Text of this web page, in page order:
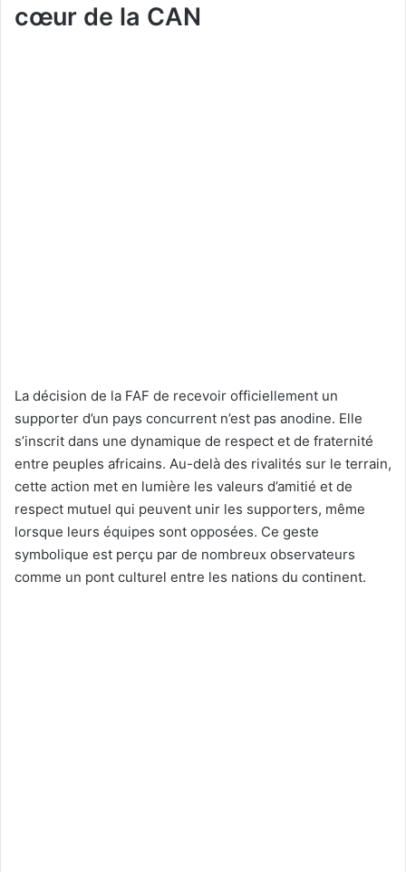
cœur de la CAN
La décision de la FAF de recevoir officiellement un
supporter d’un pays concurrent n’est pas anodine. Elle
s’inscrit dans une dynamique de respect et de fraternité
entre peuples africains. Au-delà des rivalités sur le terrain,
cette action met en lumière les valeurs d’amitié et de
respect mutuel qui peuvent unir les supporters, même
lorsque leurs équipes sont opposées. Ce geste
symbolique est perçu par de nombreux observateurs
comme un pont culturel entre les nations du continent.